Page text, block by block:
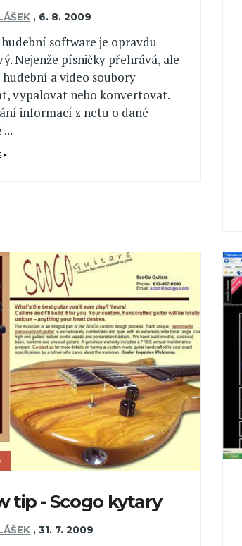
, 6. 8. 2009
software je opravdu
Nejenže písničky přehrává, ale
hudební a video soubory
vypalovat nebo konvertovat.
informací z netu o dané
...
tip - Scogo kytary
,31. 7. 2009